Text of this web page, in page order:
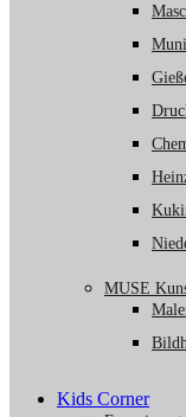
MUSE
Kids Corner